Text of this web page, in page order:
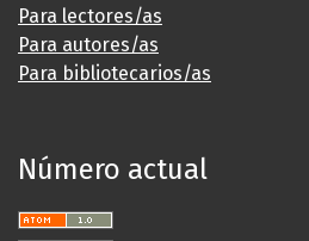
Para lectores/as
Para autores/as
Para bibliotecarios/as
Número actual